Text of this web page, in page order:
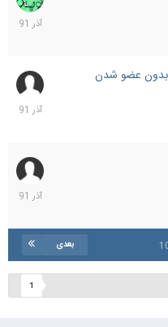
آذر
عضو شدن
19
آذر
18
آذر
بعدی